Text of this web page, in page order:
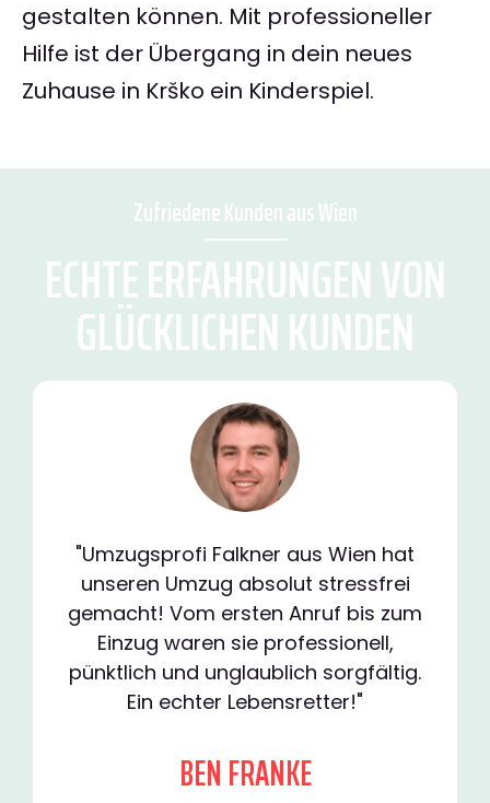
gestalten können. Mit professioneller
Hilfe ist der Übergang in dein neues
Zuhause in Krško ein Kinderspiel.
Zufriedene Kunden aus Wien
ECHTE ERFAHRUNGEN VON
GLÜCKLICHEN KUNDEN
"Umzugsprofi Falkner aus Wien hat
unseren Umzug absolut stressfrei
gemacht! Vom ersten Anruf bis zum
Einzug waren sie professionell,
pünktlich und unglaublich sorgfältig.
Ein echter Lebensretter!"
BEN FRANKE